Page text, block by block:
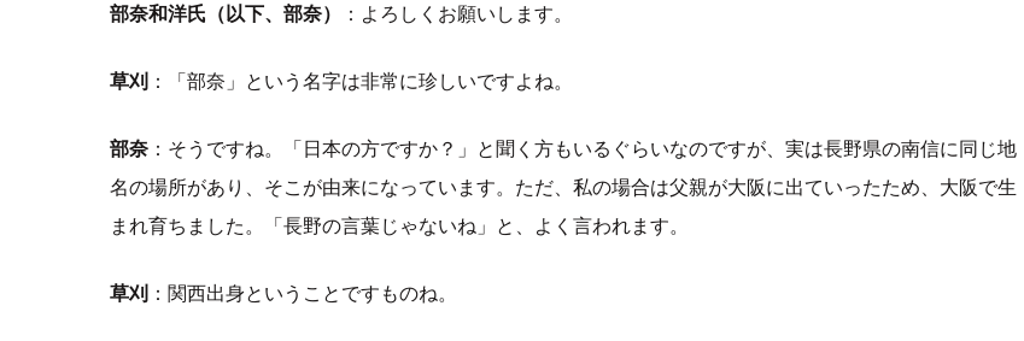
部奈和洋氏（以下、部奈） ：よろしくお願いします。
草刈 ：「部奈」という名字は非常に珍しいですよね。
部奈：そうですね。「日本の方ですか？」と聞く方もいるぐらいなのですが、実は長野県の南信に同じ地
名の場所があり、そこが由来になっています。ただ、私の場合は父親が大阪に出ていったため、大阪で生
まれ育ちました。「長野の言葉じゃないね」と、よく言われます。
草刈 ：関西出身ということですものね。